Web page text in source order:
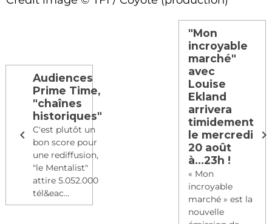
Audiences
Prime Time,
"chaînes
historiques"
C'est plutôt un
bon score pour
une rediffusion,
"le Mentalist"
attire 5.052.000
tél&eac...
"Mon
incroyable
marché"
avec
Louise
Ekland
arrivera
timidement
le mercredi
20 août
à...23h !
« Mon
incroyable
marché » est la
nouvelle